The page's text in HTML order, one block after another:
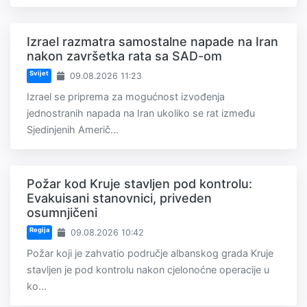
Izrael razmatra samostalne napade na Iran
nakon završetka rata sa SAD-om
Svijet 09.08.2026 11:23
Izrael se priprema za mogućnost izvođenja
jednostranih napada na Iran ukoliko se rat između
Sjedinjenih Američ...
Požar kod Kruje stavljen pod kontrolu:
Evakuisani stanovnici, priveden
osumnjičeni
Regija 09.08.2026 10:42
Požar koji je zahvatio područje albanskog grada Kruje
stavljen je pod kontrolu nakon cjelonoćne operacije u
ko...